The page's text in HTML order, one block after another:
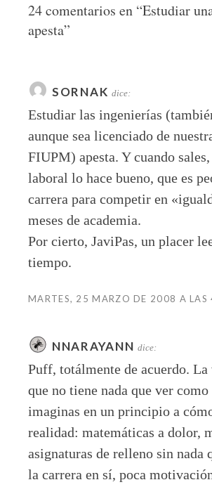
24 comentarios en “Estudiar
apesta”
SORNAK dice:
Estudiar las ingenierías
aunque sea licenciado de
FIUPM) apesta. Y cuando
laboral lo hace bueno, que es
carrera para competir en
meses de academia.
Por cierto, JaviPas, un placer
tiempo.
MARTES, 25 MARZO DE 2008 A LAS
NNARAYANN dice:
Puff, totálmente de acuerdo. La
que no tiene nada que ver como
imaginas en un principio a
realidad: matemáticas a dolor,
asignaturas de relleno sin nada
la carrera en sí, poca